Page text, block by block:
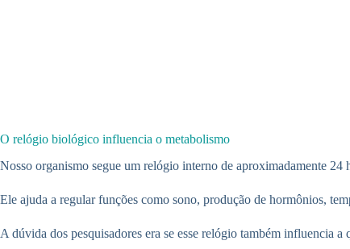
O relógio biológico influencia o metabolismo
Nosso organismo segue um relógio interno de aproximadamente 24
Ele ajuda a regular funções como sono, produção de hormônios,
A dúvida dos pesquisadores era se esse relógio também influencia